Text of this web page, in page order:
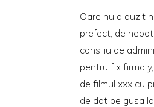
Oare nu a auzit
prefect, de
consiliu de
pentru fix firma
de filmul xxx cu
de dat pe gusa